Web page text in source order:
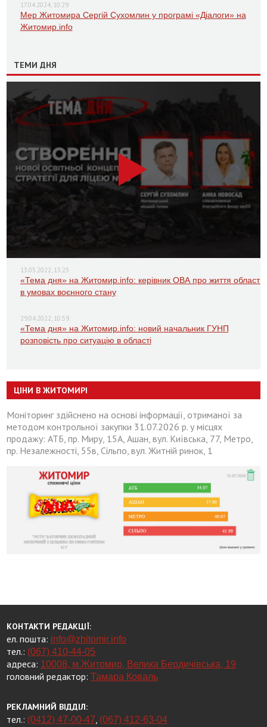
17.04.2024, 10:29
Мер Житомира Сергій Сухомлин у програмі «Діалоги» на
Житомир.info
ТЕМИ ДНЯ
13.05.2022, 13:25
«Тема дня» на Житомир.info: керівник ОВА про життя області
в умовах воєнного стану
29.04.2022, 10:59
«Тема дня» на Житомир.info: новий начальник ГУНП
розповість про ситуацію в області
ЦІНИ В ЖИТОМИРІ
Моніторинг здійснено на основі інформації, отриманої за
методом контрольної закупки 31.07.2026 р. у місцях
продажу: АТБ, пр. Миру, 15А, Ашан, вул. Київська, 77, Метро,
пр. Незалежності, 55в, Сільпо, вул. Житній ринок, 1
КОНТАКТИ РЕДАКЦІЇ:
ел. пошта: info@zhitomir.info
тел.: (067) 410-44-05
адреса: 10008, м.Житомир, Велика Бердичівська, 19
головний редактор:Тамара Коваль
РЕКЛАМНИЙ ВІДДІЛ:
тел.: (0412) 47-00-47, (067) 412-63-04